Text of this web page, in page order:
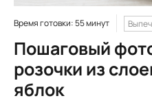
Время готовки: 55 минут
Пошаговый
розочки из
яблок